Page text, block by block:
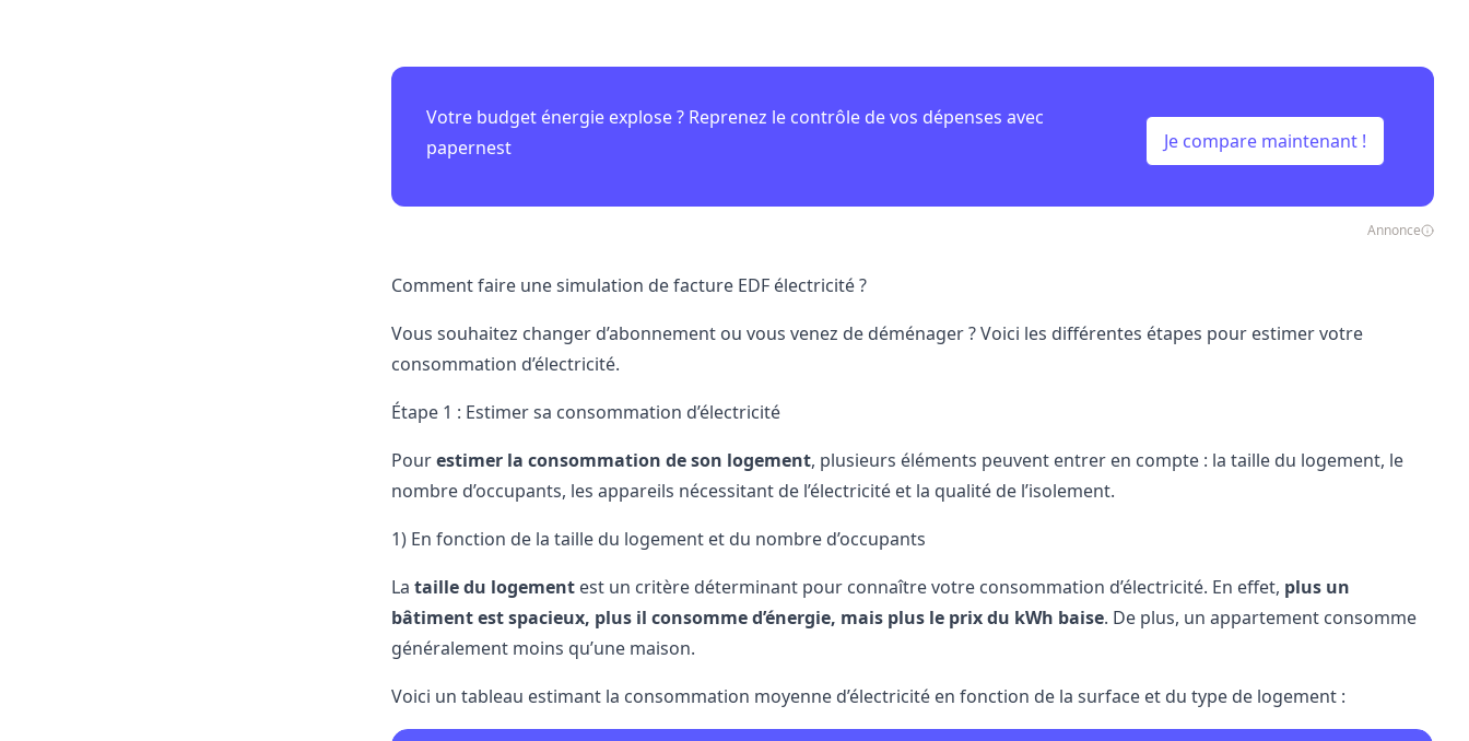
Votre budget énergie explose ? Reprenez le contrôle de vos dépenses avec
papernest
Je compare maintenant !
Annonce
Comment faire une simulation de facture EDF électricité ?
Vous souhaitez changer d’abonnement ou vous venez de déménager ? Voici les différentes étapes pour estimer votre
consommation d’électricité.
Étape 1 : Estimer sa consommation d’électricité
Pourestimer la consommation de son logement, plusieurs éléments peuvent entrer en compte : la taille du logement, le
nombre d’occupants, les appareils nécessitant de l’électricité et la qualité de l’isolement.
1) En fonction de la taille du logement et du nombre d’occupants
La taille du logementest un critère déterminant pour connaître votre consommation d’électricité. En effet, plus un
bâtiment est spacieux, plus il consomme d’énergie, mais plus le prix du kWh baise. De plus, un appartement consomme
généralement moins qu’une maison.
Voici un tableau estimant la consommation moyenne d’électricité en fonction de la surface et du type de logement :